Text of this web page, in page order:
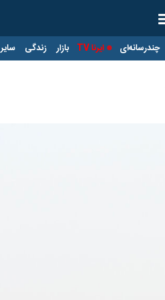
چندرسانه‌ای ایرنا TV بازار زندگی سایر